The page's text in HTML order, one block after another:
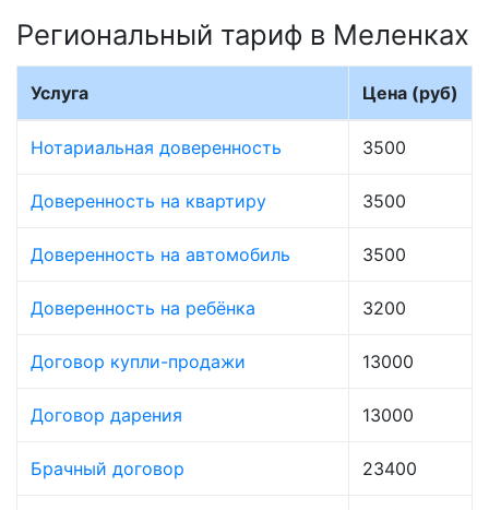
Региональный тариф в Меленках
Услуга Цена (руб)
Нотариальная доверенность 3500
Доверенность на квартиру 3500
Доверенность на автомобиль 3500
Доверенность на ребёнка 3200
Договор купли-продажи 13000
Договор дарения 13000
Брачный договор 23400